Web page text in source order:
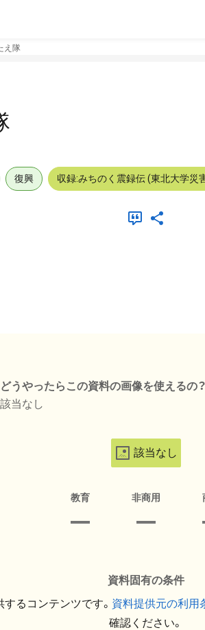
え隊
復興 収録:みちのく震録伝 (東北大学災
どうやったらこの資料の画像を使えるの？
該当なし
該当なし
教育 非商用
資料固有の条件
るコンテンツです。 資料提供元の利用
確認ください。